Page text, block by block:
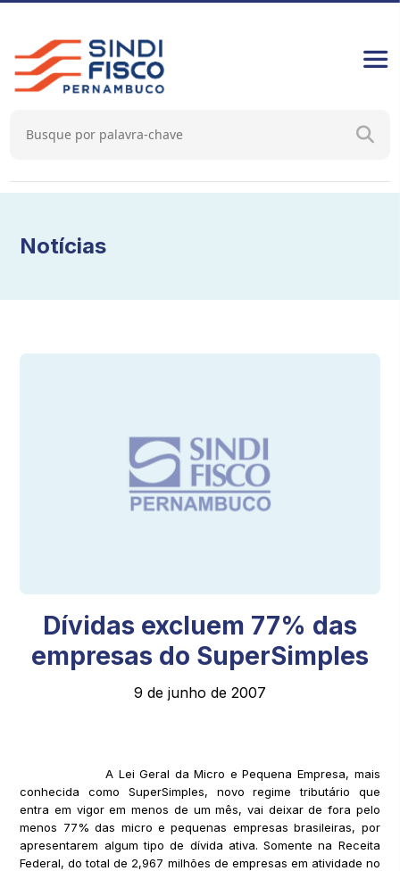
Notícias
Dívidas excluem 77% das
empresas do SuperSimples
9 de junho de 2007
A Lei Geral da Micro e Pequena Empresa, mais
conhecida como SuperSimples, novo regime tributário que
entra em vigor em menos de um mês, vai deixar de fora pelo
menos 77% das micro e pequenas empresas brasileiras, por
apresentarem algum tipo de dívida ativa. Somente na Receita
Federal, do total de 2,967 milhões de empresas em atividade no